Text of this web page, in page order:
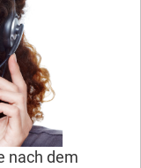
nach dem